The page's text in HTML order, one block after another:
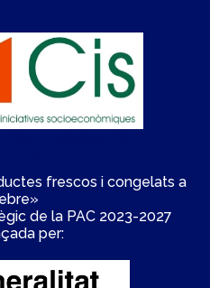
frescos i congelats a
de la PAC 2023-2027
per: